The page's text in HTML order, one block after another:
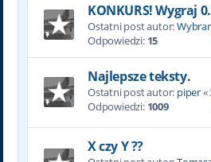
KONKURS! Wygraj
Ostatni post autor:
Odpowiedzi: 15
Najlepsze teksty.
Ostatni post autor: piper«
Odpowiedzi: 1009
X czy Y ??